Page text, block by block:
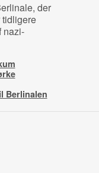
der
tidligere
nazi-
Berlinalen